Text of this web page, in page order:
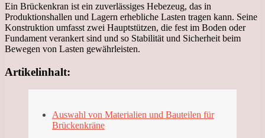
Ein Brückenkran ist ein zuverlässiges Hebezeug, das in
Produktionshallen und Lagern erhebliche Lasten tragen kann. Seine
Konstruktion umfasst zwei Hauptstützen, die fest im Boden oder
Fundament verankert sind und so Stabilität und Sicherheit beim
Bewegen von Lasten gewährleisten.
Artikelinhalt:
Auswahl von Materialien und Bauteilen für
Brückenkräne